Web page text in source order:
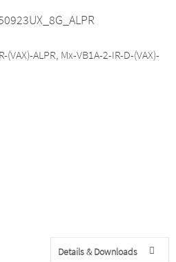
(VAX)-ALPR, Mx-VB1A-2-IR-D-(VAX)-
Details & Downloads